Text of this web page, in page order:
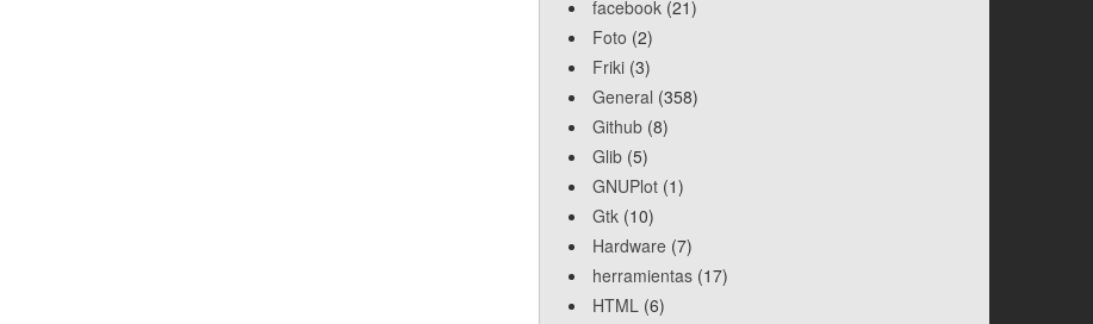
facebook (21)
Foto (2)
Friki (3)
General (358)
Github (8)
Glib (5)
GNUPlot (1)
Gtk (10)
Hardware (7)
herramientas (17)
HTML (6)